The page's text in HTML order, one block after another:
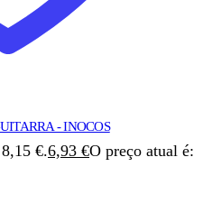
- INOCOS
€.6,93 €O preço atual é: